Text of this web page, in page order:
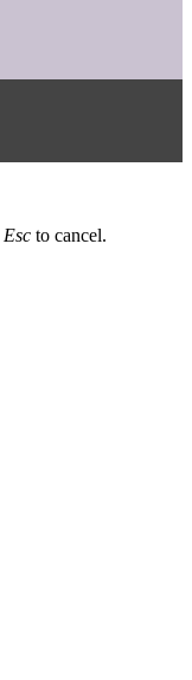
Esc to cancel.